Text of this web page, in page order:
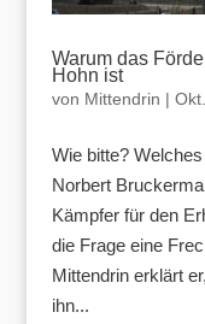
Warum das
Hohn ist
von Mittendrin |
Wie bitte?
Norbert
Kämpfer für den
die Frage eine
Mittendrin erklärt
ihn...